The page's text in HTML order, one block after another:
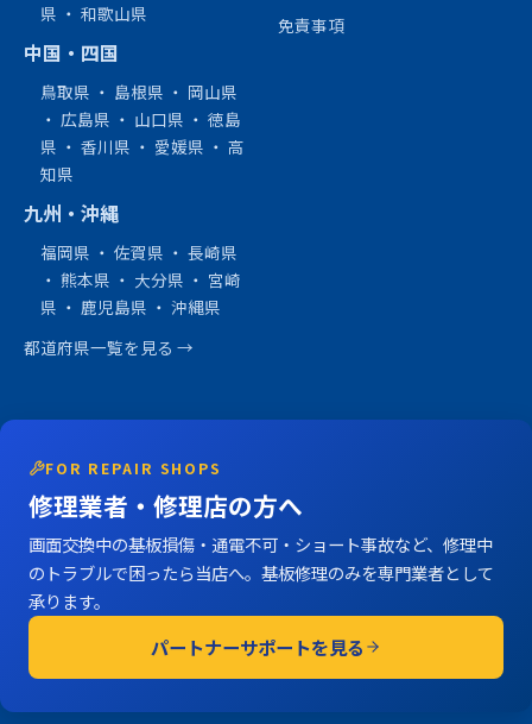
県 ・ 和歌山県
中国・四国
鳥取県 ・ 島根県 ・ 岡山県
・ 広島県 ・ 山口県 ・ 徳島
県 ・ 香川県 ・ 愛媛県 ・ 高
知県
九州・沖縄
福岡県 ・ 佐賀県 ・ 長崎県
・ 熊本県 ・ 大分県 ・ 宮崎
県 ・ 鹿児島県 ・ 沖縄県
都道府県一覧を見る →
免責事項
FOR REPAIR SHOPS
修理業者・修理店の方へ
画面交換中の基板損傷・通電不可・ショート事故など、修理中
のトラブルで困ったら当店へ。基板修理のみを専門業者として
承ります。
パートナーサポートを見る